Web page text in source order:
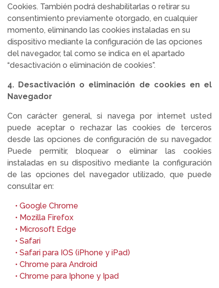
Cookies. También podrá deshabilitarlas o retirar su
consentimiento previamente otorgado, en cualquier
momento, eliminando las cookies instaladas en su
dispositivo mediante la configuración de las opciones
del navegador, tal como se indica en el apartado
“desactivación o eliminación de cookies”.
4. Desactivación o eliminación de cookies en el
Navegador
Con carácter general, si navega por internet usted
puede aceptar o rechazar las cookies de terceros
desde las opciones de configuración de su navegador.
Puede permitir, bloquear o eliminar las cookies
instaladas en su dispositivo mediante la configuración
de las opciones del navegador utilizado, que puede
consultar en:
• Google Chrome
• Mozilla Firefox
• Microsoft Edge
• Safari
• Safari para IOS (iPhone y iPad)
• Chrome para Android
• Chrome para Iphone y Ipad